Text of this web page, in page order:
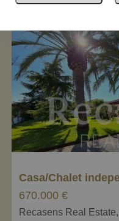
Menos reciente
Baratos
Caros
Pequeños
Grandes
670.000 €
Recasens Real Estate, ofrece esta extraordinaria Villa